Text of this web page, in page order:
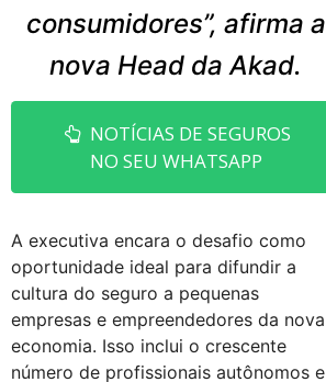
consumidores”, afirma a
nova Head da Akad.
NOTÍCIAS DE SEGUROS
NO SEU WHATSAPP
A executiva encara o desafio como
oportunidade ideal para difundir a
cultura do seguro a pequenas
empresas e empreendedores da nova
economia. Isso inclui o crescente
número de profissionais autônomos e